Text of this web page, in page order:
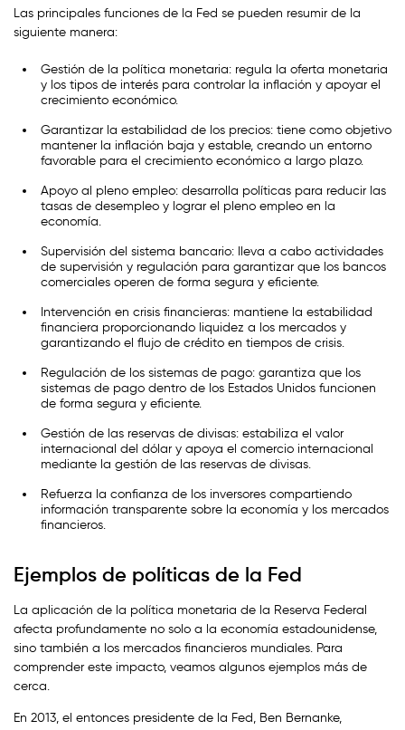
Las principales funciones de la Fed se pueden resumir de la
siguiente manera:
Gestión de la política monetaria: regula la oferta monetaria
y los tipos de interés para controlar la inflación y apoyar el
crecimiento económico.
Garantizar la estabilidad de los precios: tiene como objetivo
mantener la inflación baja y estable, creando un entorno
favorable para el crecimiento económico a largo plazo.
Apoyo al pleno empleo: desarrolla políticas para reducir las
tasas de desempleo y lograr el pleno empleo en la
economía.
Supervisión del sistema bancario: lleva a cabo actividades
de supervisión y regulación para garantizar que los bancos
comerciales operen de forma segura y eficiente.
Intervención en crisis financieras: mantiene la estabilidad
financiera proporcionando liquidez a los mercados y
garantizando el flujo de crédito en tiempos de crisis.
Regulación de los sistemas de pago: garantiza que los
sistemas de pago dentro de los Estados Unidos funcionen
de forma segura y eficiente.
Gestión de las reservas de divisas: estabiliza el valor
internacional del dólar y apoya el comercio internacional
mediante la gestión de las reservas de divisas.
Refuerza la confianza de los inversores compartiendo
información transparente sobre la economía y los mercados
financieros.
Ejemplos de políticas de la Fed
La aplicación de la política monetaria de la Reserva Federal
afecta profundamente no solo a la economía estadounidense,
sino también a los mercados financieros mundiales. Para
comprender este impacto, veamos algunos ejemplos más de
cerca.
En 2013, el entonces presidente de la Fed, Ben Bernanke,